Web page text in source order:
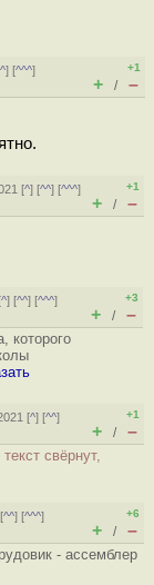
] [^^^]
+1
+ / –
[^] [^^] [^^^]
+1
+ / –
^] [^^] [^^^]
+3
+ / –
которого
[^] [^^]
+1
+ / –
текст свёрнут,
^^] [^^^]
+6
+ / –
- ассемблер